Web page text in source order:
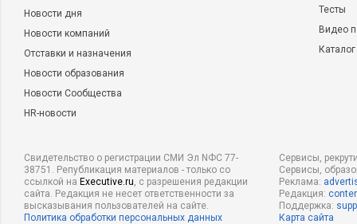
Новости дня
Новости компаний
Отставки и назначения
Новости образования
Новости Сообщества
HR-новости
Тесты
Видео
Свидетельство о регистрации СМИ Эл NФС 77-
38751. Републикация материалов - только со
ссылкой на Executive.ru, с разрешения редакции
сайта. Редакция не несет ответственности за
высказывания пользователей на сайте.
Политика обработки персональных данных
Сервисы,
Сервисы,
Реклама:
Редакция:
Поддержка:
Карта сайта